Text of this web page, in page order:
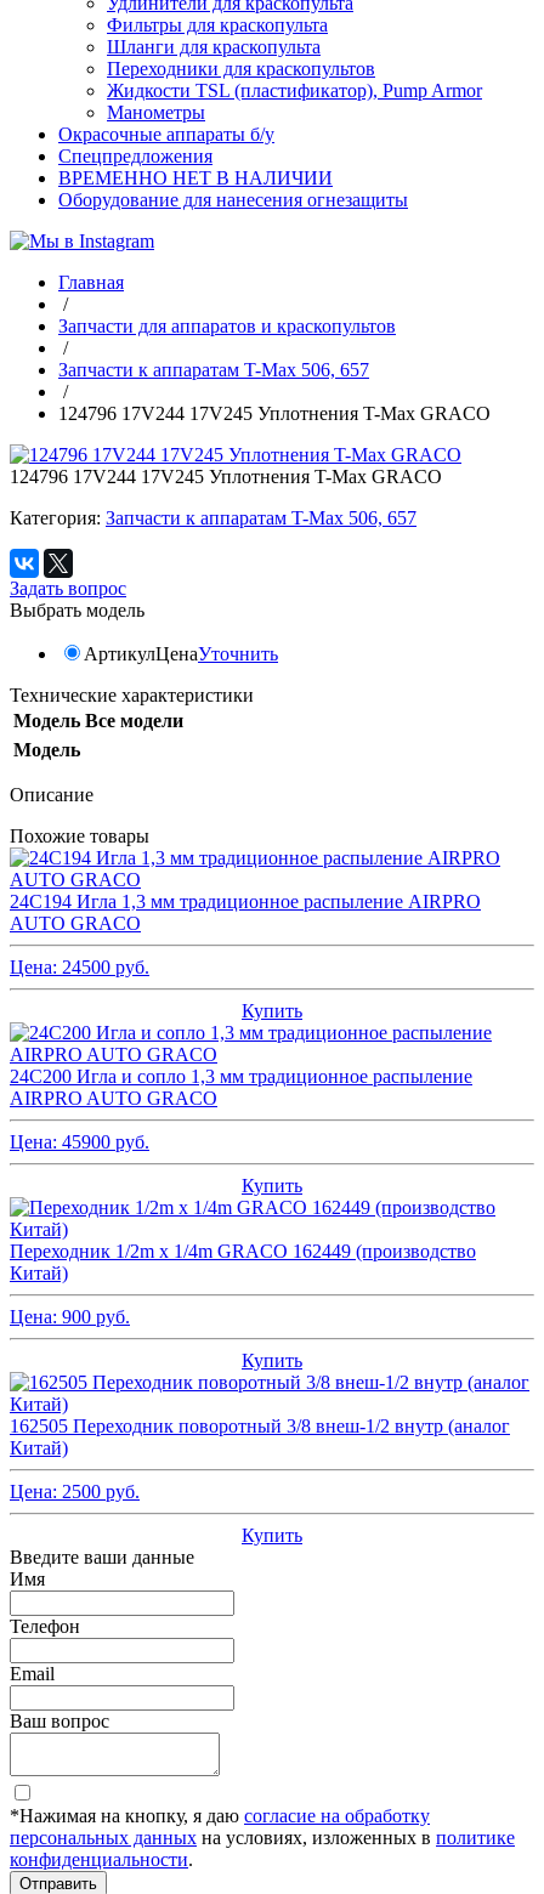
Фильтры для краскопульта
Шланги для краскопульта
Переходники для краскопультов
Жидкости TSL (пластификатор), Pump Armor
Манометры
Окрасочные аппараты б/у
Спецпредложения
ВРЕМЕННО НЕТ В НАЛИЧИИ
Оборудование для нанесения огнезащиты
Главная
/
Запчасти для аппаратов и краскопультов
/
Запчасти к аппаратам T-Max 506, 657
/
124796 17V244 17V245 Уплотнения T-Max GRACO
124796 17V244 17V245 Уплотнения T-Max GRACO
Категория: Запчасти к аппаратам T-Max 506, 657
Задать вопрос
Выбрать модель
АртикулЦенаУточнить
Технические характеристики
Модель Все модели
Модель
Описание
Похожие товары
24C194 Игла 1,3 мм традиционное распыление AIRPRO
AUTO GRACO
Цена: 24500 руб.
Купить
24C200 Игла и сопло 1,3 мм традиционное распыление
AIRPRO AUTO GRACO
Цена: 45900 руб.
Купить
Переходник 1/2m x 1/4m GRACO 162449 (производство
Китай)
Цена: 900 руб.
Купить
162505 Переходник поворотный 3/8 внеш-1/2 внутр (аналог
Китай)
Цена: 2500 руб.
Купить
Введите ваши данные
Имя
Телефон
Email
Ваш вопрос
*Нажимая на кнопку, я даю согласие на обработку
персональных данных на условиях, изложенных в политике
конфиденциальности.
Отправить